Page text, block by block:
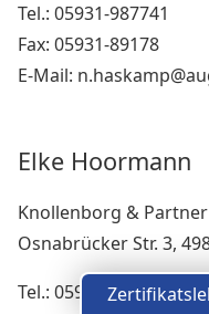
Dunklere
Schriftgröße
Tel.: 05931-987741
Fax: 05931-89178
E-Mail:
Elke Hoormann
Knollenborg & Partner
Osnabrücker Str. 3,
Tel.: 0591-912770